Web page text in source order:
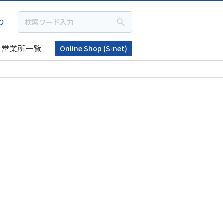
営業所一覧
Online Shop (S-net)